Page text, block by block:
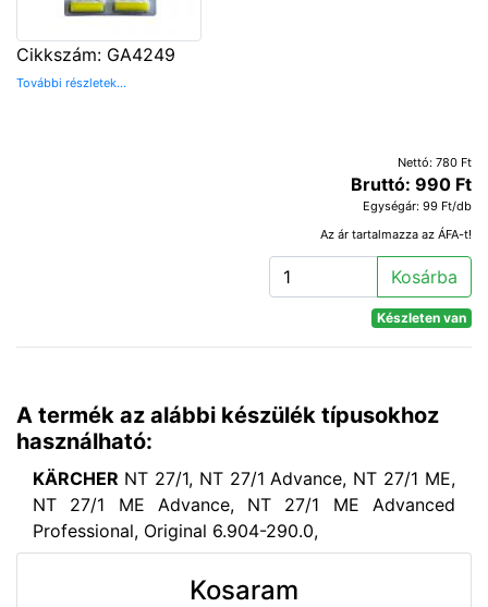
Cikkszám: GA4249
További részletek...
Nettó: 780 Ft
Bruttó: 990 Ft
Egységár: 99 Ft/db
Az ár tartalmazza az ÁFA-t!
Kosárba
Készleten van
A termék az alábbi készülék típusokhoz
használható:
KÄRCHER NT 27/1, NT 27/1 Advance, NT 27/1 ME,
NT 27/1 ME Advance, NT 27/1 ME Advanced
Professional, Original 6.904-290.0,
Kosaram